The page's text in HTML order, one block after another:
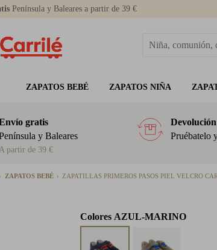
Península y Baleares a partir de 39 €
ZAPATOS BEBÉ ZAPATOS NIÑA
gratis
y Baleares
partir de 39 €
Pruébatelo
ZAPATOS BEBÉ ZAPATILLAS PRIMEROS PASOS PIEL VELCRO
Colores AZUL-MARINO